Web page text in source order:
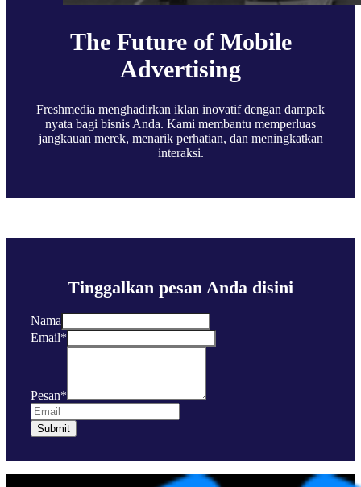
The Future of Mobile
Advertising
Freshmedia menghadirkan iklan inovatif dengan dampak
nyata bagi bisnis Anda. Kami membantu memperluas
jangkauan merek, menarik perhatian, dan meningkatkan
interaksi.
Tinggalkan pesan Anda disini
Nama
Email*
Pesan*
Submit